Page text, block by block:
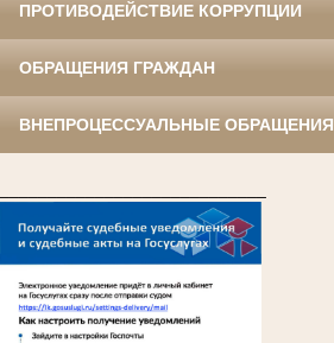
ПРОТИВОДЕЙСТВИЕ КОРРУПЦИИ
ОБРАЩЕНИЯ ГРАЖДАН
ВНЕПРОЦЕССУАЛЬНЫЕ ОБРАЩЕНИЯ